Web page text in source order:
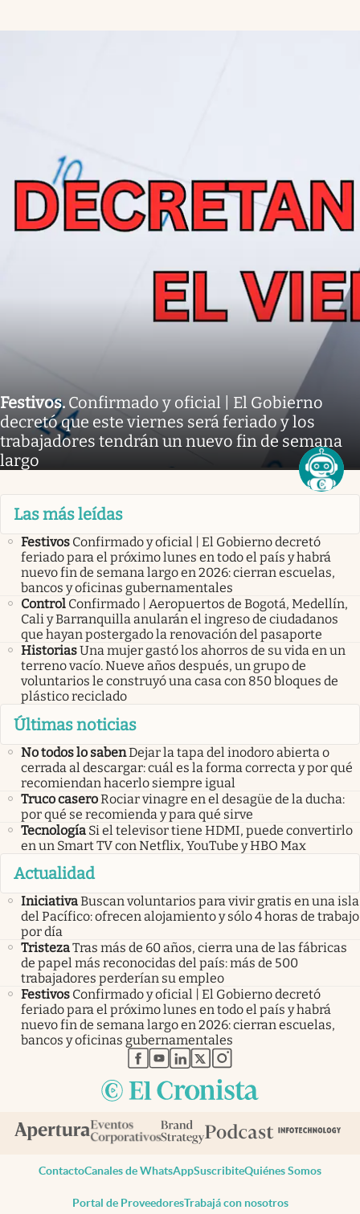
Festivos. Confirmado y oficial | El Gobierno
decretó que este viernes será feriado y los
trabajadores tendrán un nuevo fin de semana
largo
Las más leídas
Festivos Confirmado y oficial | El Gobierno decretó
feriado para el próximo lunes en todo el país y habrá
nuevo fin de semana largo en 2026: cierran escuelas,
bancos y oficinas gubernamentales
Control Confirmado | Aeropuertos de Bogotá, Medellín,
Cali y Barranquilla anularán el ingreso de ciudadanos
que hayan postergado la renovación del pasaporte
HistoriasUna mujer gastó los ahorros de su vida en un
terreno vacío. Nueve años después, un grupo de
voluntarios le construyó una casa con 850 bloques de
plástico reciclado
Últimas noticias
No todos lo sabenDejar la tapa del inodoro abierta o
cerrada al descargar: cuál es la forma correcta y por qué
recomiendan hacerlo siempre igual
Truco caseroRociar vinagre en el desagüe de la ducha:
por qué se recomienda y para qué sirve
Tecnología Si el televisor tiene HDMI, puede convertirlo
en un Smart TV con Netflix, YouTube y HBO Max
Actualidad
IniciativaBuscan voluntarios para vivir gratis en una isla
del Pacífico: ofrecen alojamiento y sólo 4 horas de trabajo
por día
TristezaTras más de 60 años, cierra una de las fábricas
de papel más reconocidas del país: más de 500
trabajadores perderían su empleo
Festivos Confirmado y oficial | El Gobierno decretó
feriado para el próximo lunes en todo el país y habrá
nuevo fin de semana largo en 2026: cierran escuelas,
bancos y oficinas gubernamentales
abre en nueva pestaña
abre en nueva pestaña
abre en nueva pestaña
abre en nueva pestaña
abre en nueva pestaña
ContactoCanales de WhatsAppSuscribiteQuiénes Somos
Portal de ProveedoresTrabajá con nosotros